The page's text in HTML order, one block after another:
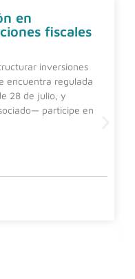
en
fiscales
inversiones
encuentra regulada
28 de julio, y
participe en